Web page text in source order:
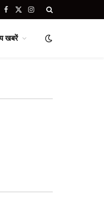
Facebook
X
Instagram
खबरें